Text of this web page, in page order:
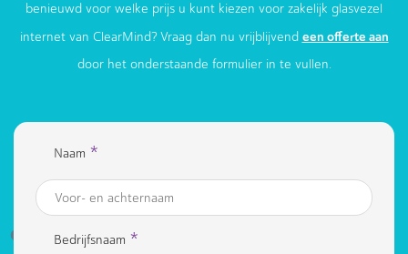
benieuwd voor welke prijs u kunt kiezen voor zakelijk glasvezel
internet van ClearMind? Vraag dan nu vrijblijvend een offerte aan
door het onderstaande formulier in te vullen.
Naam *
Bedrijfsnaam *